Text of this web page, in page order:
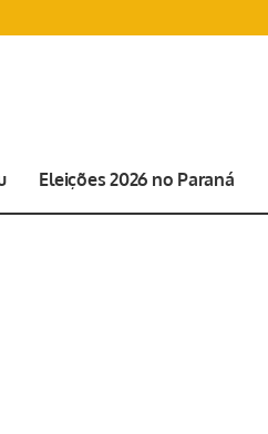
Eleições 2026 no Paraná